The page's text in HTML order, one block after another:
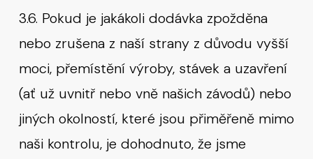
3.6. Pokud je jakákoli dodávka zpožděna
nebo zrušena z naší strany z důvodu vyšší
moci, přemístění výroby, stávek a uzavření
(ať už uvnitř nebo vně našich závodů) nebo
jiných okolností, které jsou přiměřeně mimo
naši kontrolu, je dohodnuto, že jsme